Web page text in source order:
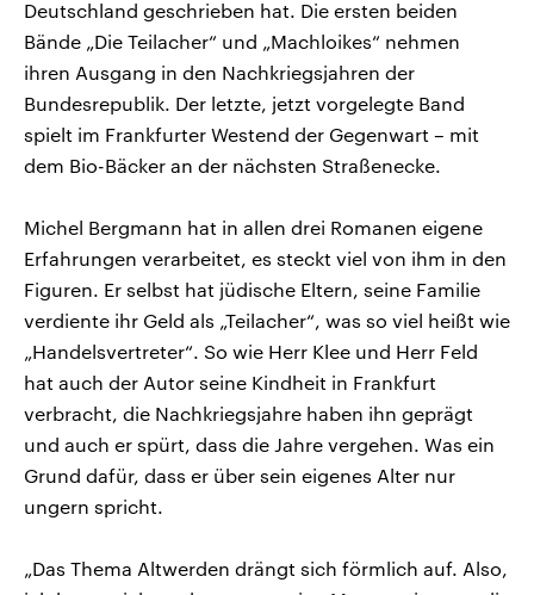
Deutschland geschrieben hat. Die ersten beiden
Bände „Die Teilacher“ und „Machloikes“ nehmen
ihren Ausgang in den Nachkriegsjahren der
Bundesrepublik. Der letzte, jetzt vorgelegte Band
spielt im Frankfurter Westend der Gegenwart – mit
dem Bio-Bäcker an der nächsten Straßenecke.
Michel Bergmann hat in allen drei Romanen eigene
Erfahrungen verarbeitet, es steckt viel von ihm in den
Figuren. Er selbst hat jüdische Eltern, seine Familie
verdiente ihr Geld als „Teilacher“, was so viel heißt wie
„Handelsvertreter“. So wie Herr Klee und Herr Feld
hat auch der Autor seine Kindheit in Frankfurt
verbracht, die Nachkriegsjahre haben ihn geprägt
und auch er spürt, dass die Jahre vergehen. Was ein
Grund dafür, dass er über sein eigenes Alter nur
ungern spricht.
„Das Thema Altwerden drängt sich förmlich auf. Also,